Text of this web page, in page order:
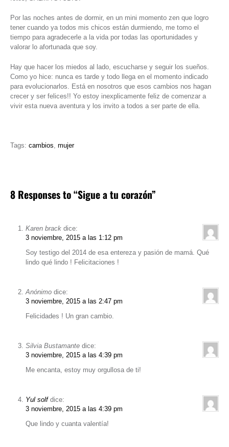
Por las noches antes de dormir, en un mini momento zen que logro
tener cuando ya todos mis chicos están durmiendo, me tomo el
tiempo para agradecerle a la vida por todas las oportunidades y
valorar lo afortunada que soy.
Hay que hacer los miedos al lado, escucharse y seguir los sueños.
Como yo hice: nunca es tarde y todo llega en el momento indicado
para evolucionarlos. Está en nosotros que esos cambios nos hagan
crecer y ser felices!! Yo estoy inexplicamente feliz de comenzar a
vivir esta nueva aventura y los invito a todos a ser parte de ella.
Tags: cambios mujer
8 Responses to “Sigue a tu corazón”
Karen brack dice:
3 noviembre, 2015 a las 1:12 pm
Soy testigo del 2014 de esa entereza y pasión de mamá. Qué
lindo qué lindo ! Felicitaciones !
Anónimo dice:
3 noviembre, 2015 a las 2:47 pm
Felicidades ! Un gran cambio.
Silvia Bustamante dice:
3 noviembre, 2015 a las 4:39 pm
Me encanta, estoy muy orgullosa de ti!
Yul solf dice:
3 noviembre, 2015 a las 4:39 pm
Que lindo y cuanta valentía!